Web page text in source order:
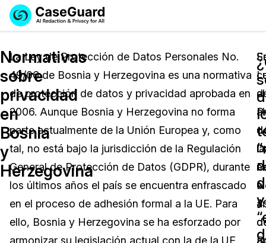
Licencia de CaseGuard Studio
Precios de Redacción a Pedido
Soluciones
Redacción de vídeos
Redacción de documentos
Redacción de audio
Redacción de imágenes
Industrias
Cuerpos Policiales
Transportación
Educación
Precios
Recursos
Preguntas Frecuentes
Artículos
Eventos
Demo
English
Español
Normativas
sobre
privacidad
en
Bosnia
y
Herzegovina
La Ley de Protección de Datos Personales No.
49/06 de Bosnia y Herzegovina es una normativa
de protección de datos y privacidad aprobada en
2006. Aunque Bosnia y Herzegovina no forma
parte actualmente de la Unión Europea y, como
tal, no está bajo la jurisdicción de la Regulación
General de Protección de Datos (GDPR), durante
los últimos años el país se encuentra enfrascado
en el proceso de adhesión formal a la UE. Para
ello, Bosnia y Herzegovina se ha esforzado por
armonizar su legislación actual con la de la UE,
y
al
la
el